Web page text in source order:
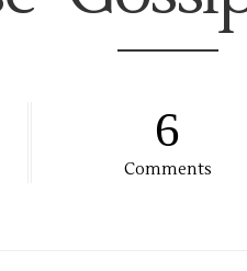
6
Comments